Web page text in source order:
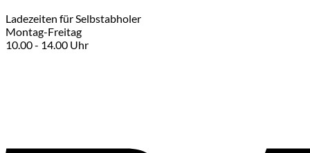
Ladezeiten für Selbstabholer
Montag-Freitag
10.00 - 14.00 Uhr